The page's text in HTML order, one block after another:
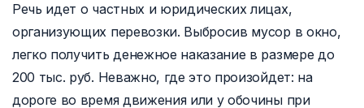
Речь идет о частных и юридических лицах,
организующих перевозки. Выбросив мусор в окно,
легко получить денежное наказание в размере до
200 тыс. руб. Неважно, где это произойдет: на
дороге во время движения или у обочины при